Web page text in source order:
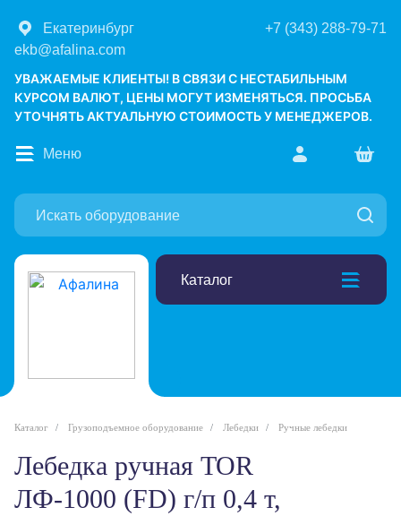
Екатеринбург
+7 (343) 288-79-71
ekb@afalina.com
УВАЖАЕМЫЕ КЛИЕНТЫ! В СВЯЗИ С НЕСТАБИЛЬНЫМ
КУРСОМ ВАЛЮТ, ЦЕНЫ МОГУТ ИЗМЕНЯТЬСЯ. ПРОСЬБА
УТОЧНЯТЬ АКТУАЛЬНУЮ СТОИМОСТЬ У МЕНЕДЖЕРОВ.
Каталог
Меню
Каталог Грузоподъемное оборудование Лебедки Ручные лебедки
Лебедка ручная TOR
ЛФ-1000 (FD) г/п 0,4 т,